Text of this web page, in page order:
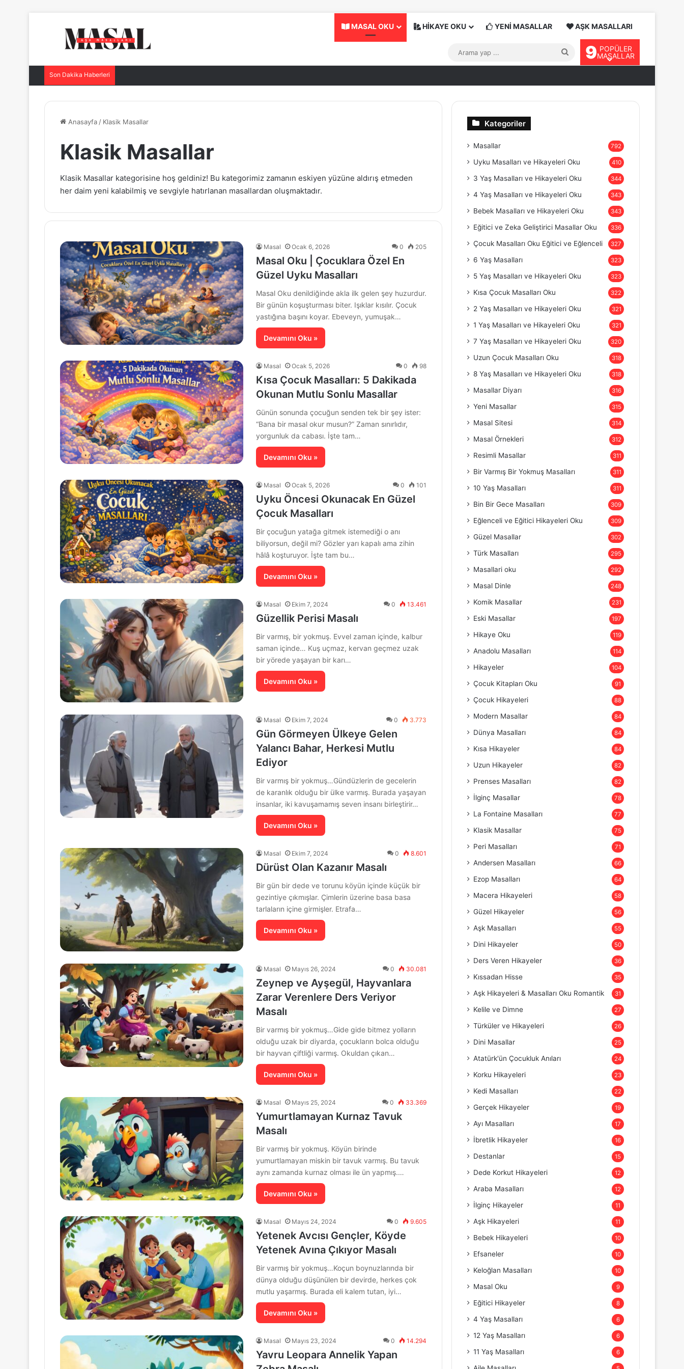
MASAL OKU HİKAYE OKU YENİ MASALLAR AŞK MASALLARI
Arama
...
9 POPÜLER
MASALLAR
Son Dakika Haberleri
Anasayfa / Klasik Masallar
Klasik Masallar
Klasik Masallar kategorisine hoş geldiniz! Bu kategorimiz zamanın eskiyen yüzüne aldırış etmeden
her daim yeni kalabilmiş ve sevgiyle hatırlanan masallardan oluşmaktadır.
Masal Ocak 6, 2026 0 205
Masal Oku | Çocuklara Özel En
Güzel Uyku Masalları
Masal Oku denildiğinde akla ilk gelen şey huzurdur.
Bir günün koşuşturması biter. Işıklar kısılır. Çocuk
yastığına başını koyar. Ebeveyn, yumuşak…
Devamını Oku »
Masal Ocak 5, 2026 0 98
Kısa Çocuk Masalları: 5 Dakikada
Okunan Mutlu Sonlu Masallar
Günün sonunda çocuğun senden tek bir şey ister:
“Bana bir masal okur musun?” Zaman sınırlıdır,
yorgunluk da cabası. İşte tam…
Devamını Oku »
Masal Ocak 5, 2026 0 101
Uyku Öncesi Okunacak En Güzel
Çocuk Masalları
Bir çocuğun yatağa gitmek istemediği o anı
biliyorsun, değil mi? Gözler yarı kapalı ama zihin
hâlâ koşturuyor. İşte tam bu…
Devamını Oku »
Masal Ekim 7, 2024 0 13.461
Güzellik Perisi Masalı
Bir varmış, bir yokmuş. Evvel zaman içinde, kalbur
saman içinde… Kuş uçmaz, kervan geçmez uzak
bir yörede yaşayan bir karı…
Devamını Oku »
Masal Ekim 7, 2024 0 3.773
Gün Görmeyen Ülkeye Gelen
Yalancı Bahar, Herkesi Mutlu
Ediyor
Bir varmış bir yokmuş…Gündüzlerin de gecelerin
de karanlık olduğu bir ülke varmış. Burada yaşayan
insanlar, iki kavuşamamış seven insanı birleştirir…
Devamını Oku »
Masal Ekim 7, 2024 0 8.601
Dürüst Olan Kazanır Masalı
Bir gün bir dede ve torunu köyün içinde küçük bir
gezintiye çıkmışlar. Çimlerin üzerine basa basa
tarlaların içine girmişler. Etrafa…
Devamını Oku »
Masal Mayıs 26, 2024 0 30.081
Zeynep ve Ayşegül, Hayvanlara
Zarar Verenlere Ders Veriyor
Masalı
Bir varmış bir yokmuş…Gide gide bitmez yolların
olduğu uzak bir diyarda, çocukların bolca olduğu
bir hayvan çiftliği varmış. Okuldan çıkan…
Devamını Oku »
Masal Mayıs 25, 2024 0 33.369
Yumurtlamayan Kurnaz Tavuk
Masalı
Bir varmış bir yokmuş. Köyün birinde
yumurtlamayan miskin bir tavuk varmış. Bu tavuk
aynı zamanda kurnaz olması ile ün yapmış.…
Devamını Oku »
Masal Mayıs 24, 2024 0 9.605
Yetenek Avcısı Gençler, Köyde
Yetenek Avına Çıkıyor Masalı
Bir varmış bir yokmuş…Koçun boynuzlarında bir
dünya olduğu düşünülen bir devirde, herkes çok
mutlu yaşarmış. Burada eli kalem tutan, iyi…
Devamını Oku »
Masal Mayıs 23, 2024 0 14.294
Yavru Leopara Annelik Yapan
Kategoriler
Masallar 792
Uyku Masalları ve Hikayeleri Oku 410
3 Yaş Masalları ve Hikayeleri Oku 344
4 Yaş Masalları ve Hikayeleri Oku 343
Bebek Masalları ve Hikayeleri Oku 343
Eğitici ve Zeka Geliştirici Masallar Oku 336
Çocuk Masalları Oku Eğitici ve Eğlenceli 327
6 Yaş Masalları 323
5 Yaş Masalları ve Hikayeleri Oku 323
Kısa Çocuk Masalları Oku 322
2 Yaş Masalları ve Hikayeleri Oku 321
1 Yaş Masalları ve Hikayeleri Oku 321
7 Yaş Masalları ve Hikayeleri Oku 320
Uzun Çocuk Masalları Oku 318
8 Yaş Masalları ve Hikayeleri Oku 318
Masallar Diyarı 316
Yeni Masallar 315
Masal Sitesi 314
Masal Örnekleri 312
Resimli Masallar 311
Bir Varmış Bir Yokmuş Masalları 311
10 Yaş Masalları 311
Bin Bir Gece Masalları 309
Eğlenceli ve Eğitici Hikayeleri Oku 309
Güzel Masallar 302
Türk Masalları 295
Masallari oku 292
Masal Dinle 248
Komik Masallar 231
Eski Masallar 197
Hikaye Oku 119
Anadolu Masalları 114
Hikayeler 104
Çocuk Kitapları Oku 91
Çocuk Hikayeleri 88
Modern Masallar 84
Dünya Masalları 84
Kısa Hikayeler 84
Uzun Hikayeler 82
Prenses Masalları 82
İlginç Masallar 78
La Fontaine Masalları 77
Klasik Masallar 75
Peri Masalları 71
Andersen Masalları 66
Ezop Masalları 64
Macera Hikayeleri 58
Güzel Hikayeler 56
Aşk Masalları 55
Dini Hikayeler 50
Ders Veren Hikayeler 36
Kıssadan Hisse 35
Aşk Hikayeleri & Masalları Oku Romantik 31
Kelile ve Dimne 27
Türküler ve Hikayeleri 26
Dini Masallar 25
Atatürk'ün Çocukluk Anıları 24
Korku Hikayeleri 23
Kedi Masalları 22
Gerçek Hikayeler 19
Ayı Masalları 17
İbretlik Hikayeler 16
Destanlar 15
Dede Korkut Hikayeleri 12
Araba Masalları 12
İlginç Hikayeler 11
Aşk Hikayeleri 11
Bebek Hikayeleri 10
Efsaneler 10
Keloğlan Masalları 10
Masal Oku 9
Eğitici Hikayeler 8
4 Yaş Masalları 6
12 Yaş Masalları 6
11 Yaş Masalları 6